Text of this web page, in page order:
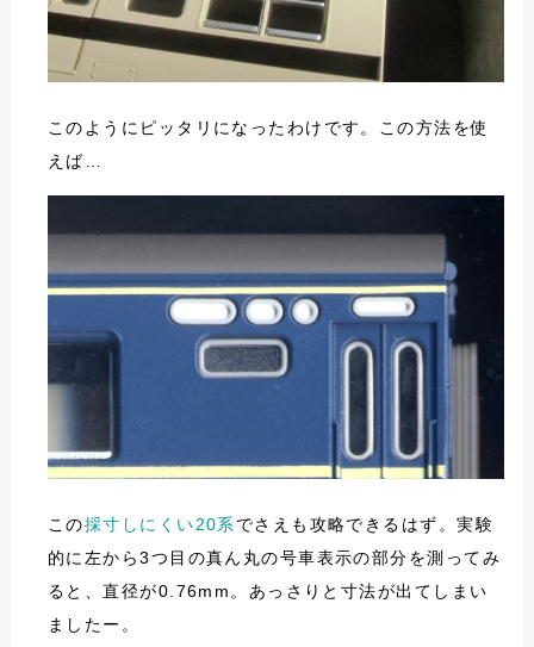
このようにピッタリになったわけです。この方法を使
えば…
この採寸しにくい20系でさえも攻略できるはず。実験
的に左から3つ目の真ん丸の号車表示の部分を測ってみ
ると、直径が0.76mm。あっさりと寸法が出てしまい
ましたー。